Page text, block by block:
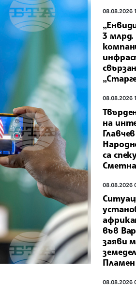
08.08.2026
3 млрд.
08.08.2026
на
са
08.08.2026
във
заяви
08.08.2026